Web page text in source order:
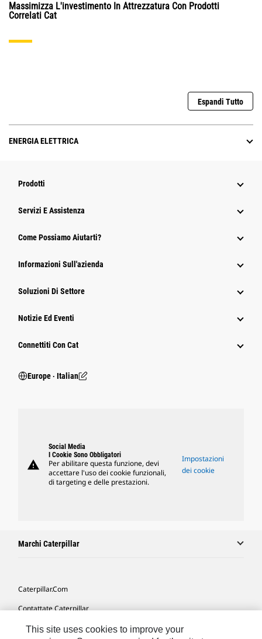
Massimizza L'investimento In Attrezzatura Con Prodotti
Correlati Cat
Espandi Tutto
ENERGIA ELETTRICA
Prodotti
Servizi E Assistenza
Come Possiamo Aiutarti?
Informazioni Sull'azienda
Soluzioni Di Settore
Notizie Ed Eventi
Connettiti Con Cat
Europe ‧ Italian
warning
Social Media
I Cookie Sono Obbligatori
Per abilitare questa funzione, devi
accettare l'uso dei cookie funzionali,
di targeting e delle prestazioni.
Impostazioni
dei cookie
Marchi Caterpillar
Caterpillar.com
Contattate Caterpillar
Le Mie Preferenze Di Marketing
This site uses cookies to improve your